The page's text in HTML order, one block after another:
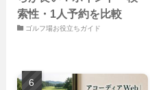
索性・1人予約を比較
ゴルフ場お役立ちガイド